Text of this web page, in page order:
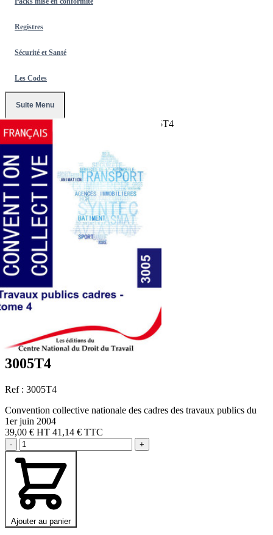
Registres
Sécurité et Santé
Les Codes
Suite Menu
Conventions Collectives 3005T4
3005T4
Ref : 3005T4
Convention collective nationale des cadres des travaux publics du
1er juin 2004
39,00 € HT 41,14 € TTC
- +
Ajouter au panier